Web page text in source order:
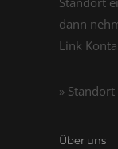
dann
Link
»
Über uns